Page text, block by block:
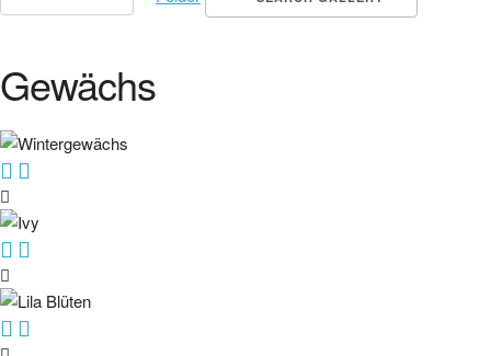
Gewächs